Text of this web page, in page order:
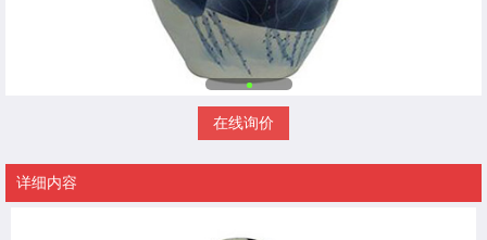
在线询价
详细内容